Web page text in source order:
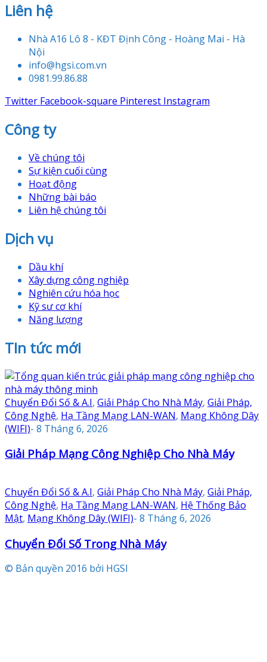
Liên hệ
Nhà A16 Lô 8 - KĐT Định Công - Hoàng Mai - Hà
Nội
info@hgsi.com.vn
0981.99.86.88
Twitter Facebook-square Pinterest Instagram
Công ty
Về chúng tôi
Sự kiện cuối cùng
Hoạt động
Những bài báo
Liên hệ chúng tôi
Dịch vụ
Dầu khí
Xây dựng công nghiệp
Nghiên cứu hóa học
Kỹ sư cơ khí
Năng lượng
TIn tức mới
Chuyển Đổi Số & A.I, Giải Pháp Cho Nhà Máy, Giải Pháp,
Công Nghệ, Hạ Tầng Mạng LAN-WAN, Mạng Không Dây
(WIFI)- 8 Tháng 6, 2026
Giải Pháp Mạng Công Nghiệp Cho Nhà Máy
Chuyển Đổi Số & A.I, Giải Pháp Cho Nhà Máy, Giải Pháp,
Công Nghệ, Hạ Tầng Mạng LAN-WAN, Hệ Thống Bảo
Mật, Mạng Không Dây (WIFI)- 8 Tháng 6, 2026
Chuyển Đổi Số Trong Nhà Máy
© Bản quyền 2016 bởi HGSI